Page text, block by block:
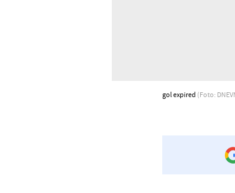
gol expired (Foto: